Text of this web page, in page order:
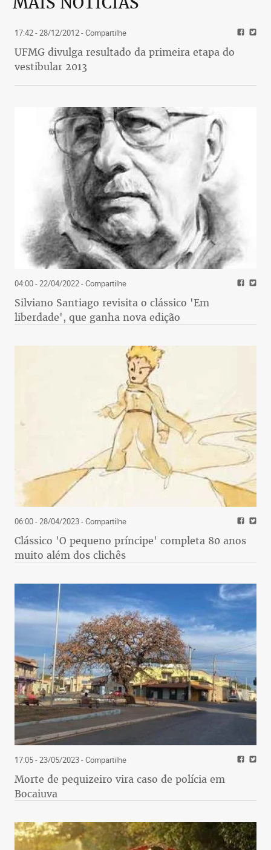
17:42 - 28/12/2012- Compartilhe
UFMG divulga resultado da primeira etapa do
vestibular 2013
04:00 - 22/04/2022- Compartilhe
Silviano Santiago revisita o clássico 'Em
liberdade', que ganha nova edição
06:00 - 28/04/2023- Compartilhe
Clássico 'O pequeno príncipe' completa 80 anos
muito além dos clichês
17:05 - 23/05/2023- Compartilhe
Morte de pequizeiro vira caso de polícia em
Bocaiuva